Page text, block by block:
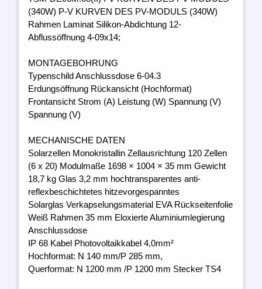
(340W) P-V KURVEN DES PV-MODULS (340W)
Rahmen Laminat Silikon-Abdichtung 12-
Abflussöffnung 4-09x14;
MONTAGEBOHRUNG
Typenschild Anschlussdose 6-04.3
Erdungsöffnung Rückansicht (Hochformat)
Frontansicht Strom (A) Leistung (W) Spannung (V)
Spannung (V)
MECHANISCHE DATEN
Solarzellen Monokristallin Zellausrichtung 120 Zellen
(6 x 20) Modulmaße 1698 × 1004 × 35 mm Gewicht
18,7 kg Glas 3,2 mm hochtransparentes anti-
reflexbeschichtetes hitzevorgespanntes
Solarglas Verkapselungsmaterial EVA Rückseitenfolie
Weiß Rahmen 35 mm Eloxierte Aluminiumlegierung
Anschlussdose
IP 68 Kabel Photovoltaikkabel 4,0mm²
Hochformat: N 140 mm/P 285 mm,
Querformat: N 1200 mm /P 1200 mm Stecker TS4